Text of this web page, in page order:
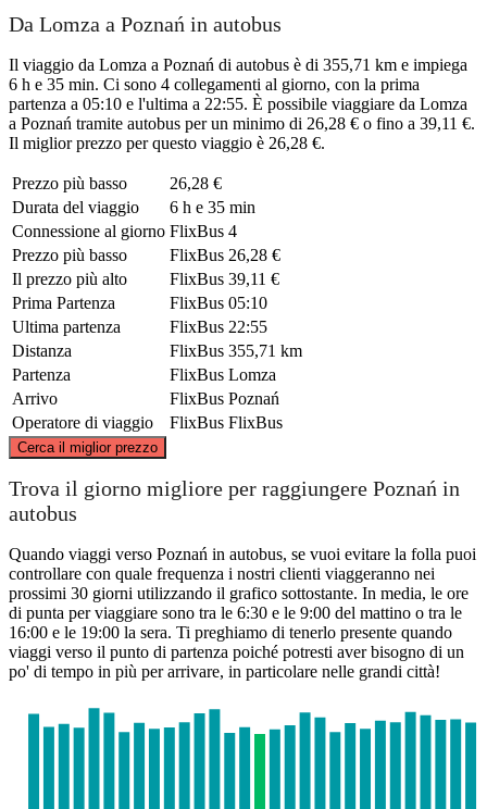
Da Lomza a Poznań in autobus
Il viaggio da Lomza a Poznań di autobus è di 355,71 km e impiega
6 h e 35 min. Ci sono 4 collegamenti al giorno, con la prima
partenza a 05:10 e l'ultima a 22:55. È possibile viaggiare da Lomza
a Poznań tramite autobus per un minimo di 26,28 € o fino a 39,11 €.
Il miglior prezzo per questo viaggio è 26,28 €.
Prezzo più basso
26,28 €
Durata del viaggio
6 h e 35 min
Connessione al giorno FlixBus 4
Prezzo più basso
FlixBus 26,28 €
Il prezzo più alto
FlixBus 39,11 €
Prima Partenza
FlixBus 05:10
Ultima partenza
FlixBus 22:55
Distanza
FlixBus 355,71 km
Partenza
FlixBus Lomza
Arrivo
FlixBus Poznań
Operatore di viaggio
FlixBus FlixBus
Cerca il miglior prezzo
Poznan
©CARTO
Trova il giorno migliore per raggiungere Poznań in
autobus
Quando viaggi verso Poznań in autobus, se vuoi evitare la folla puoi
controllare con quale frequenza i nostri clienti viaggeranno nei
prossimi 30 giorni utilizzando il grafico sottostante. In media, le ore
di punta per viaggiare sono tra le 6:30 e le 9:00 del mattino o tra le
16:00 e le 19:00 la sera. Ti preghiamo di tenerlo presente quando
viaggi verso il punto di partenza poiché potresti aver bisogno di un
po' di tempo in più per arrivare, in particolare nelle grandi città!